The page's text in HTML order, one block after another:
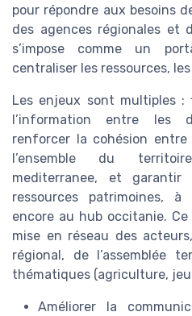
pour répondre aux besoins
des agences régionales et
s’impose comme un
centraliser les ressources,
Les enjeux sont multiples
l’information entre les
renforcer la cohésion
l’ensemble du
mediterranee, et
ressources patrimoines,
encore au hub occitanie.
mise en réseau des
régional, de l’assemblée
thématiques (agriculture,
Améliorer la